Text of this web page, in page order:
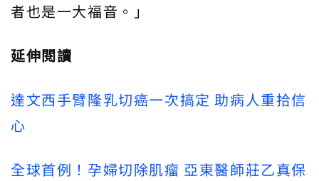
者也是一大福音。」
延伸閱讀
達文西手臂隆乳切癌一次搞定 助病人重拾信
心
全球首例！孕婦切除肌瘤 亞東醫師莊乙真保